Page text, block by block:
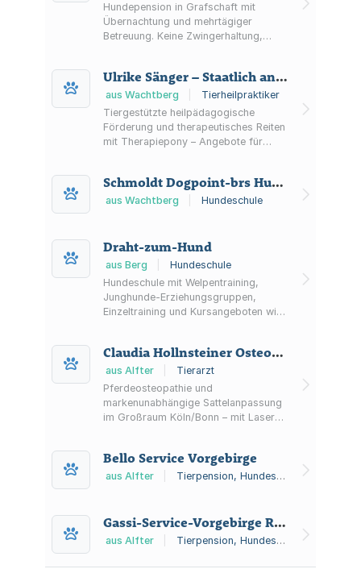
Hundepension in Grafschaft mit
Übernachtung und mehrtägiger
Betreuung. Keine Zwingerhaltung,
und Bringservice und
Medikamentengabe.
Ulrike Sänger – Staatlich anerkannte Heilpädagogin
aus Wachtberg
Tierheilpraktiker
Tiergestützte heilpädagogische
Förderung und therapeutisches Reiten
mit Therapiepony – Angebote für
Schmoldt Dogpoint-brs Hundeschule
aus Wachtberg Hundeschule
Draht-zum-Hund
aus Berg
Hundeschule
Hundeschule mit Welpentraining,
Junghunde-Erziehungsgruppen,
Einzeltraining und Kursangeboten wie
Kurskalender.
Claudia Hollnsteiner Osteopathische Hunde- und Pferdetherapie Equinotion
aus Alfter
Tierarzt
Pferdeosteopathie und
markenunabhängige Sattelanpassung
im Großraum Köln/Bonn – mit Laser-
Bello Service Vorgebirge
aus Alfter Tierpension, Hundeschule
Gassi-Service-Vorgebirge Rainer Maria Liesenfeld
aus Alfter Tierpension, Hundeschule